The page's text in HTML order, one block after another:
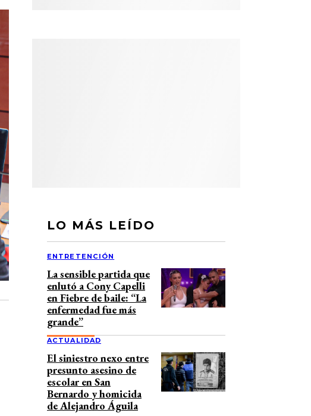
LO MÁS LEÍDO
ENTRETENCIÓN
La sensible partida que
enlutó a Cony Capelli
en Fiebre de baile: “La
enfermedad fue más
grande”
ACTUALIDAD
El siniestro nexo entre
presunto asesino de
escolar en San
Bernardo y homicida
de Alejandro Águila